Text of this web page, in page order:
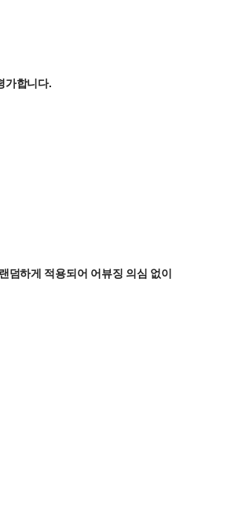
가합니다.
덤하게 적용되어 어뷰징 의심 없이